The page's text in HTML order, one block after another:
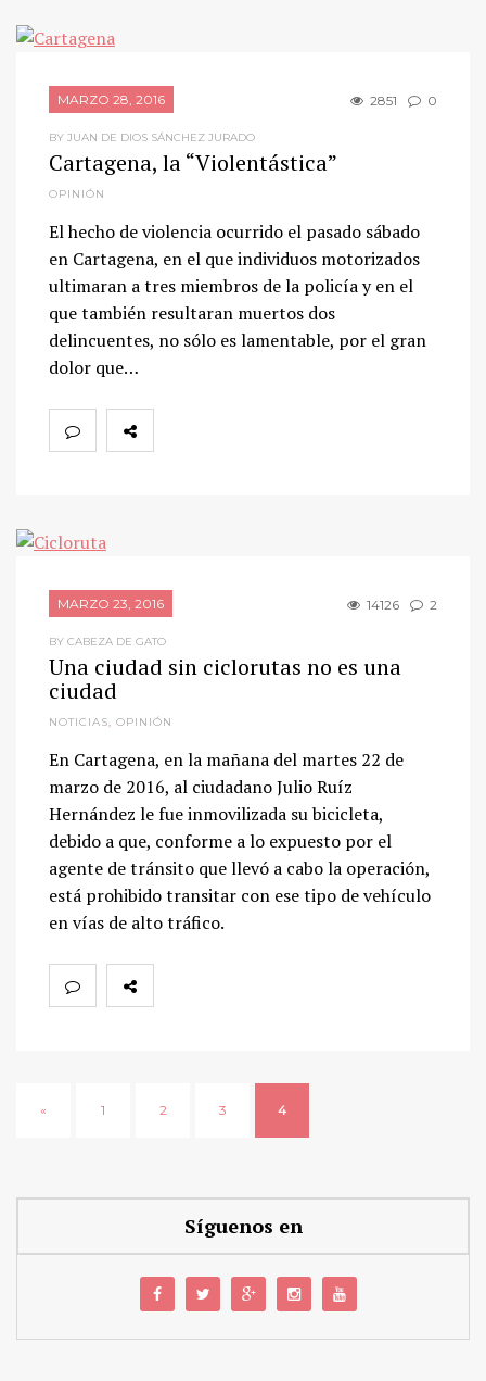
MARZO 28, 2016 2851 0
BY JUAN DE DIOS SÁNCHEZ JURADO
Cartagena, la “Violentástica”
OPINIÓN
El hecho de violencia ocurrido el pasado sábado
en Cartagena, en el que individuos motorizados
ultimaran a tres miembros de la policía y en el
que también resultaran muertos dos
delincuentes, no sólo es lamentable, por el gran
dolor que…
MARZO 23, 2016 14126 2
BY CABEZA DE GATO
Una ciudad sin ciclorutas no es una
ciudad
NOTICIAS OPINIÓN
En Cartagena, en la mañana del martes 22 de
marzo de 2016, al ciudadano Julio Ruíz
Hernández le fue inmovilizada su bicicleta,
debido a que, conforme a lo expuesto por el
agente de tránsito que llevó a cabo la operación,
está prohibido transitar con ese tipo de vehículo
en vías de alto tráfico.
« 1 2 3 4
Síguenos en